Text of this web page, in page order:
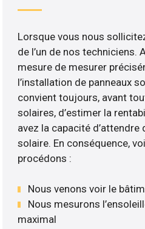
Lorsque vous nous
de l’un de nos techniciens.
mesure de mesurer
l’installation de panneaux
convient toujours, avant
solaires, d’estimer la
avez la capacité
solaire. En conséquence,
procédons :
Nous venons voir le
Nous mesurons
maximal